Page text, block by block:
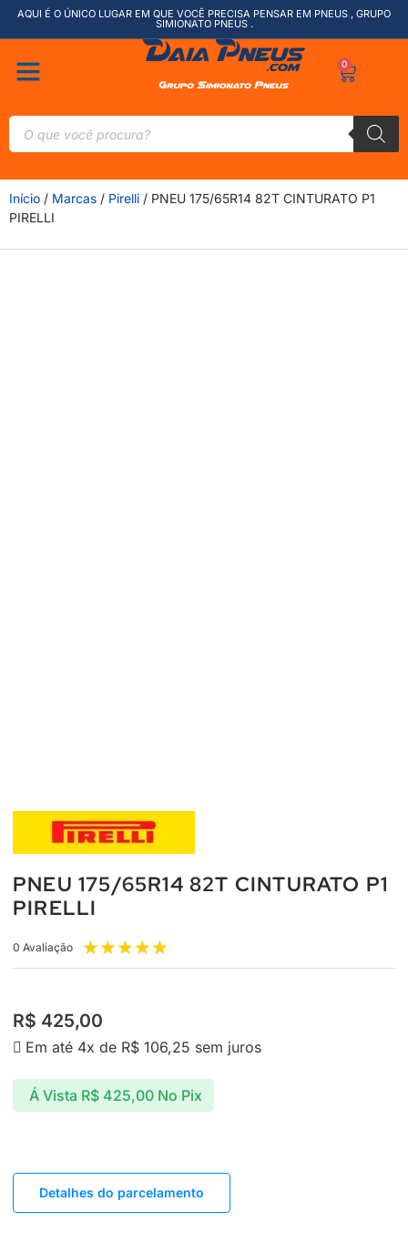
AQUI É O ÚNICO LUGAR EM QUE VOCÊ PRECISA PENSAR EM PNEUS , GRUPO
SIMIONATO PNEUS .
0
Início / Marcas / Pirelli / PNEU 175/65R14 82T CINTURATO P1
PIRELLI
PNEU 175/65R14 82T CINTURATO P1
PIRELLI
0 Avaliação ★★★★★
R$ 425,00
Em até 4x de R$ 106,25 sem juros
Á Vista R$425,00 No Pix
Detalhes do parcelamento